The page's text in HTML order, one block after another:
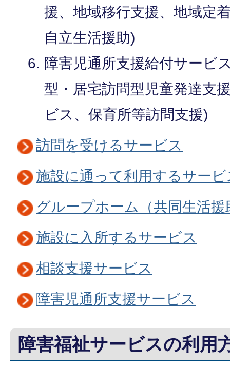
援、地域移行支援、地域定
自立生活援助)
障害児通所支援給付サービ
型・居宅訪問型児童発達支
ビス、保育所等訪問支援)
訪問を受けるサービス
施設に通って利用するサービ
グループホーム（共同生活援
施設に入所するサービス
相談支援サービス
障害児通所支援サービス
障害福祉サービスの利用